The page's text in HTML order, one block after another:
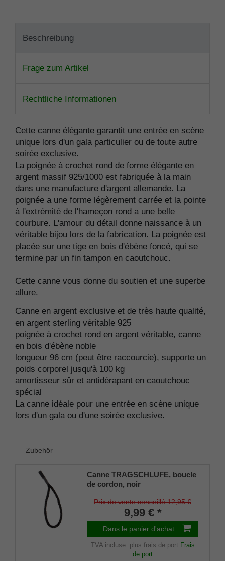
Beschreibung
Frage zum Artikel
Rechtliche Informationen
Cette canne élégante garantit une entrée en scène
unique lors d'un gala particulier ou de toute autre
soirée exclusive.
La poignée à crochet rond de forme élégante en
argent massif 925/1000 est fabriquée à la main
dans une manufacture d'argent allemande. La
poignée a une forme légèrement carrée et la pointe
à l'extrémité de l'hameçon rond a une belle
courbure. L'amour du détail donne naissance à un
véritable bijou lors de la fabrication. La poignée est
placée sur une tige en bois d'ébène foncé, qui se
termine par un fin tampon en caoutchouc.
Cette canne vous donne du soutien et une superbe
allure.
Canne en argent exclusive et de très haute qualité,
en argent sterling véritable 925
poignée à crochet rond en argent véritable, canne
en bois d'ébène noble
longueur 96 cm (peut être raccourcie), supporte un
poids corporel jusqu'à 100 kg
amortisseur sûr et antidérapant en caoutchouc
spécial
La canne idéale pour une entrée en scène unique
lors d'un gala ou d'une soirée exclusive.
Zubehör
Canne TRAGSCHLUFE, boucle
de cordon, noir
Prix de vente conseillé 12,95 €
9,99 € *
Dans le panier d'achat
TVA incluse. plus frais de port Frais
de port